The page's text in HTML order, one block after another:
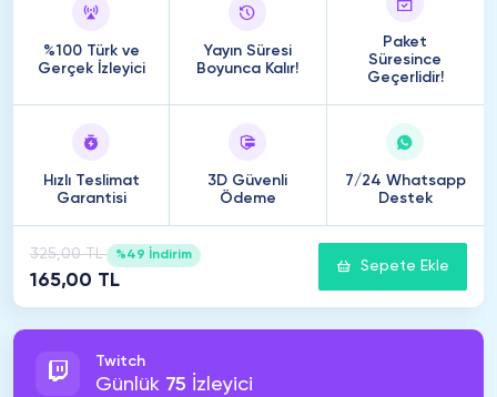
%100 Türk ve
Gerçek İzleyici
Yayın Süresi
Boyunca Kalır!
Paket
Süresince
Geçerlidir!
Hızlı Teslimat
Garantisi
3D Güvenli
Ödeme
7/24 Whatsapp
Destek
325,00 TL %49 İndirim
165,00 TL
Sepete Ekle
Twitch
Günlük 75 İzleyici